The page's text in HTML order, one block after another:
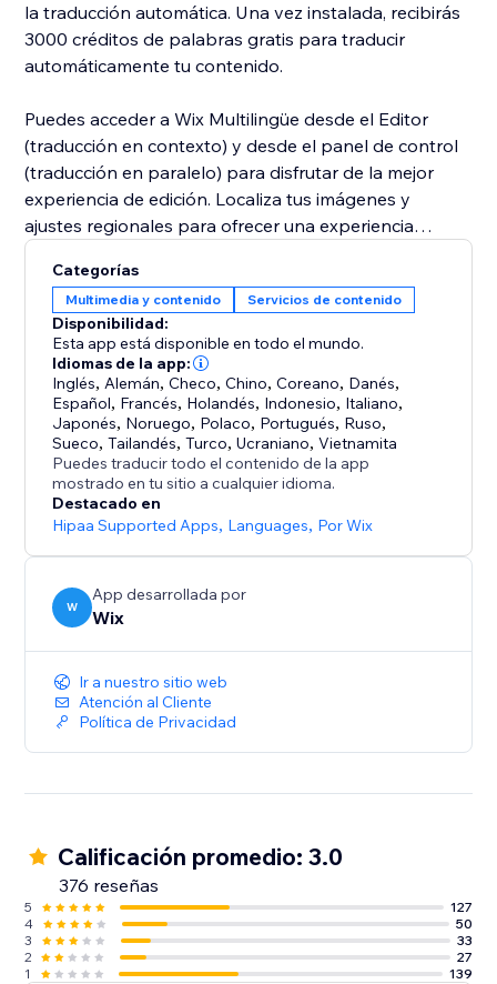
la traducción automática. Una vez instalada, recibirás
3000 créditos de palabras gratis para traducir
automáticamente tu contenido.
Puedes acceder a Wix Multilingüe desde el Editor
(traducción en contexto) y desde el panel de control
(traducción en paralelo) para disfrutar de la mejor
experiencia de edición. Localiza tus imágenes y
ajustes regionales para ofrecer una experiencia
Disfruta de una configuración avanzada, como la
detección automática del idioma del navegador del
visitante y una variedad de estructuras de URL. Invita
a los miembros de tu equipo y a traductores
profesionales a colaborar contigo gracias a los roles y
permisos personalizados.
Nuestra atención al cliente en español está
disponible para responder a tus preguntas y
Categorías
Multimedia y contenido Servicios de contenido
Disponibilidad:
Esta app está disponible en todo el mundo.
Idiomas de la app:
Inglés, Alemán,Checo,Chino,Coreano, Danés,
Español, Francés, Holandés, Indonesio, Italiano,
Japonés, Noruego, Polaco, Portugués, Ruso,
Sueco,Tailandés,Turco,Ucraniano,Vietnamita
Puedes traducir todo el contenido de la app
mostrado en tu sitio a cualquier idioma.
Destacado en
Hipaa Supported Apps, Languages, Por Wix
W
App desarrollada por
Wix
Ir a nuestro sitio web
Atención al Cliente
Política de Privacidad
Calificación promedio: 3.0
376 reseñas
5
127
4
50
3
33
2
27
1
139